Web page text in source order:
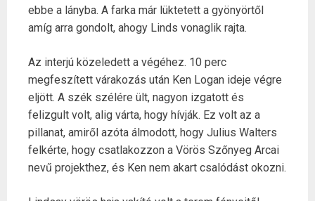
ebbe a lányba. A farka már lüktetett a gyönyörtől
amíg arra gondolt, ahogy Linds vonaglik rajta.
Az interjú közeledett a végéhez. 10 perc
megfeszített várakozás után Ken Logan ideje végre
eljött. A szék szélére ült, nagyon izgatott és
felizgult volt, alig várta, hogy hívják. Ez volt az a
pillanat, amiről azóta álmodott, hogy Julius Walters
felkérte, hogy csatlakozzon a Vörös Szőnyeg Arcai
nevű projekthez, és Ken nem akart csalódást okozni.